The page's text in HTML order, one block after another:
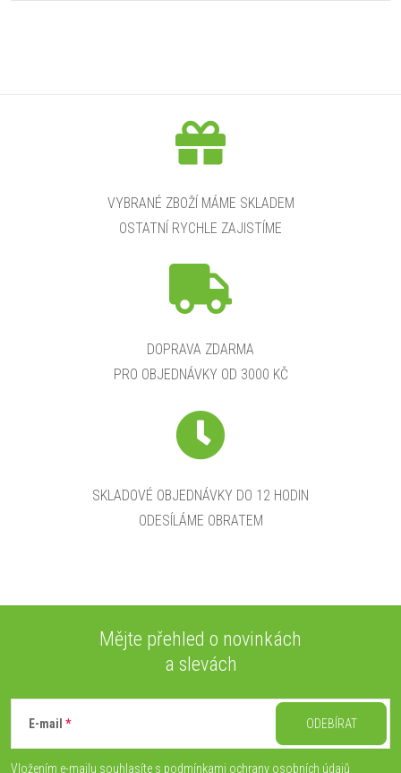
VYBRANÉ ZBOŽÍ MÁME SKLADEM
OSTATNÍ RYCHLE ZAJISTÍME
DOPRAVA ZDARMA
PRO OBJEDNÁVKY OD 3000 KČ
SKLADOVÉ OBJEDNÁVKY DO 12 HODIN
ODESÍLÁME OBRATEM
Mějte přehled o novinkách
a slevách
E-mail
Vložením e-mailu souhlasíte s podmínkami ochrany osobních údajů
ODEBÍRAT